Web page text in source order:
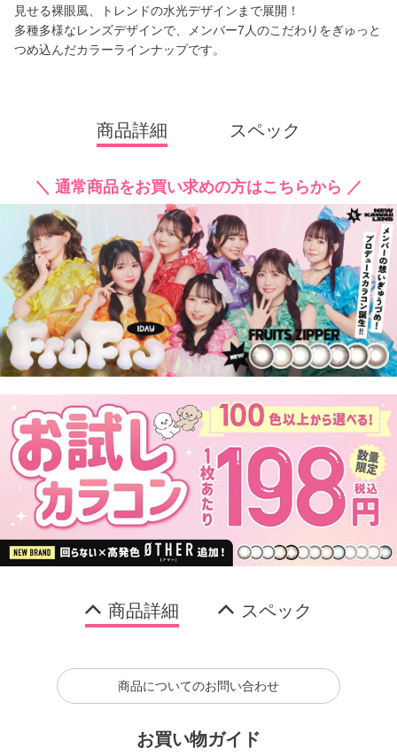
見せる裸眼風、トレンドの水光デザインまで展開！
多種多様なレンズデザインで、メンバー7人のこだわりをぎゅっと
つめ込んだカラーラインナップです。
商品詳細 スペック
＼ 通常商品をお買い求めの方はこちらから ／
商品詳細 スペック
商品についてのお問い合わせ
お買い物ガイド